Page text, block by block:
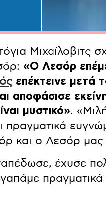
Μιχαίλοβιτς
«Ο Λεσόρ
επέκτεινε μετά
αποφάσισε
μυστικό».
πραγματικά
και ο Λεσόρ
έχυσε